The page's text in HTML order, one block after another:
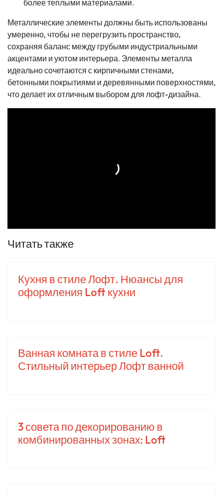
более теплыми материалами.
Металлические элементы должны быть использованы
умеренно, чтобы не перегрузить пространство,
сохраняя баланс между грубыми индустриальными
акцентами и уютом интерьера. Элементы металла
идеально сочетаются с кирпичными стенами,
бетонными покрытиями и деревянными поверхностями,
что делает их отличным выбором для лофт-дизайна.
Читать также
Кухня в стиле Лофт. Нюансы для
оформления Loft кухни
Ванная комната в стиле Loft.
Стильный интерьер Лофт ванной
3 совета по декорированию в
комбинированных зонах: Loft